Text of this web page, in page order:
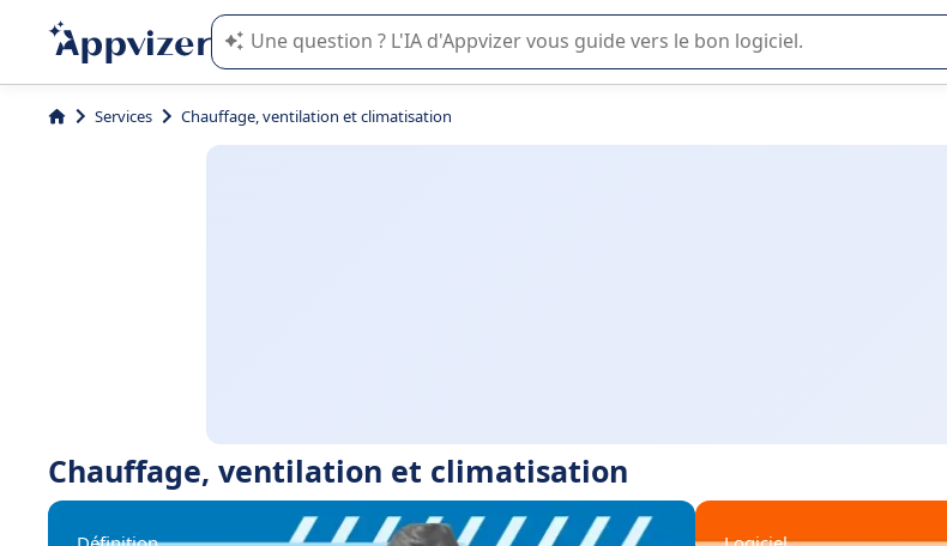
L'IA de Appvizer vous guide dans l'utilisation ou la sélection de logiciel SaaS en
Services Chauffage, ventilation et climatisation
Chauffage, ventilation et climatisation